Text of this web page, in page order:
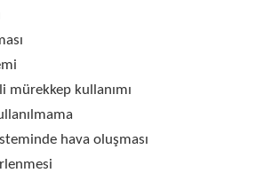
mürekkep kullanımı
hava oluşması